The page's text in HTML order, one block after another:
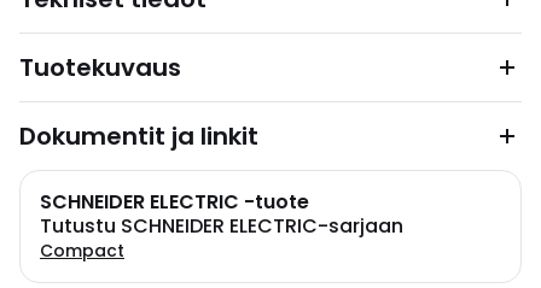
Tuotekuvaus
Dokumentit ja linkit
SCHNEIDER ELECTRIC -tuote
Tutustu SCHNEIDER ELECTRIC-sarjaan
Compact